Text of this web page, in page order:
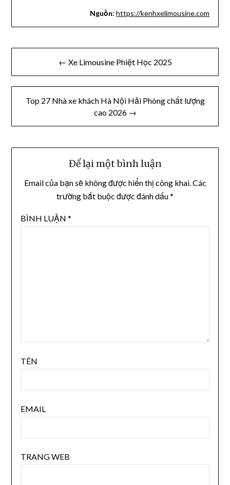
Nguồn: https://kenhxelimousine.com
Điều
hướng
← Xe Limousine Phiệt Học 2025
Top 27 Nhà xe khách Hà Nội Hải Phòng chất lượng
cao 2026 →
Để lại một bình luận
Email của bạn sẽ không được hiển thị công khai.Các
trường bắt buộc được đánh dấu*
BÌNH LUẬN *
TÊN
EMAIL
TRANG WEB